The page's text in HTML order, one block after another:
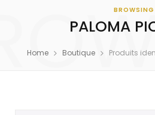
BROWSING
PALOMA
Home Boutique Produits